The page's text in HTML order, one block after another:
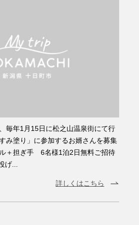
毎年1月15日に松之山温泉街にて行
み塗り」に参加するお婿さんを募集
＋担ぎ手 6名様1泊2日無料ご招待
げ...
詳しくはこちら